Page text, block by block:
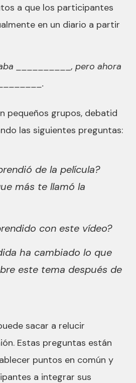
a que los participantes
en un diario a partir
__________, pero ahora
pequeños grupos, debatid
las siguientes preguntas:
de la película?
más te llamó la
con este vídeo?
ha cambiado lo que
este tema después de
sacar a relucir
Estas preguntas están
puntos en común y
a integrar sus